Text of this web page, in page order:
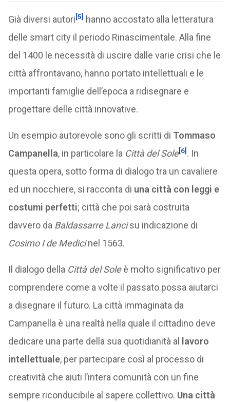
Già diversi autori[5] hanno accostato alla letteratura
delle smart city il periodo Rinascimentale. Alla fine
del 1400 le necessità di uscire dalle varie crisi che le
città affrontavano, hanno portato intellettuali e le
importanti famiglie dell’epoca a ridisegnare e
progettare delle città innovative.
Un esempio autorevole sono gli scritti di Tommaso
Campanella, in particolare la Città del Sole[6] . In
questa opera, sotto forma di dialogo tra un cavaliere
ed un nocchiere, si racconta di una città con leggi e
costumi perfetti; città che poi sarà costruita
davvero da Baldassarre Lancisu indicazione di
Cosimo I de Medicinel 1563.
Il dialogo della Città del Soleè molto significativo per
comprendere come a volte il passato possa aiutarci
a disegnare il futuro. La città immaginata da
Campanella è una realtà nella quale il cittadino deve
dedicare una parte della sua quotidianità al
lavoro
intellettuale, per partecipare così al processo di
creatività che aiuti l’intera comunità con un fine
sempre riconducibile al sapere collettivo. Una città